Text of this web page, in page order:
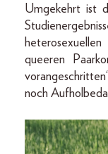
Umgekehrt ist
queeren
noch